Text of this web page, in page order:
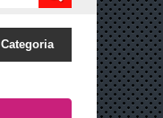
Categoria